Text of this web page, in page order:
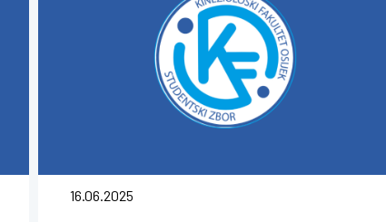
16.06.2025